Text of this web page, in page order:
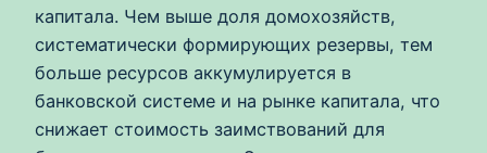
капитала. Чем выше доля домохозяйств,
систематически формирующих резервы, тем
больше ресурсов аккумулируется в
банковской системе и на рынке капитала, что
снижает стоимость заимствований для